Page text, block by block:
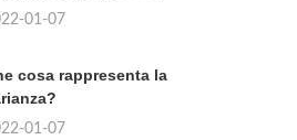
01-07
cosa rappresenta la
01-07